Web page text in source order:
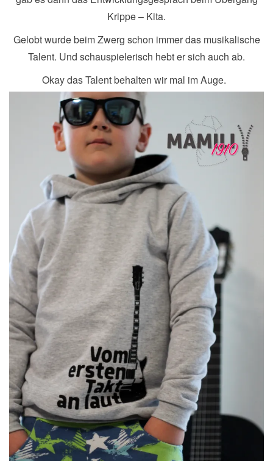
Krippe – Kita.
Gelobt wurde beim Zwerg schon immer das musikalische
Talent. Und schauspielerisch hebt er sich auch ab.
Okay das Talent behalten wir mal im Auge.